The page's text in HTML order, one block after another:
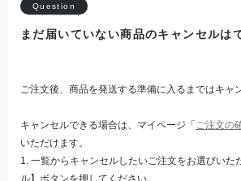
まだ届いていない商品のキャンセルは
ご注文後、商品を発送する準備に入るまではキャ
キャンセルできる場合は、マイページ「 ご注文の
いただけます。
1. 一覧からキャンセルしたいご注文をお選びいた
ル】ボタンを押してください。